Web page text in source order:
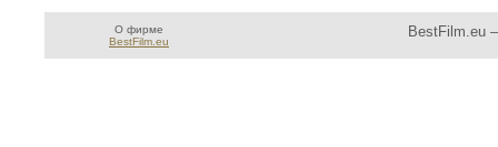
О фирме
BestFilm.eu
BestFilm.eu